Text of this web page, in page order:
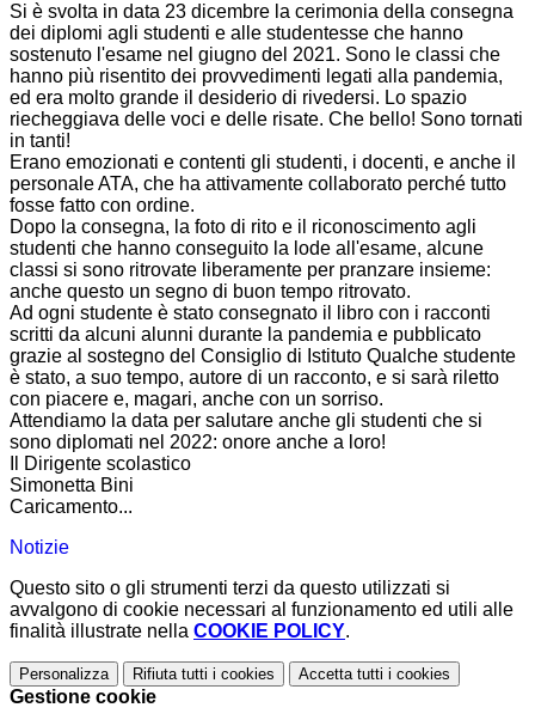
Si è svolta in data 23 dicembre la cerimonia della consegna
dei diplomi agli studenti e alle studentesse che hanno
sostenuto l'esame nel giugno del 2021. Sono le classi che
hanno più risentito dei provvedimenti legati alla pandemia,
ed era molto grande il desiderio di rivedersi. Lo spazio
riecheggiava delle voci e delle risate. Che bello! Sono tornati
in tanti!
Erano emozionati e contenti gli studenti, i docenti, e anche il
personale ATA, che ha attivamente collaborato perché tutto
fosse fatto con ordine.
Dopo la consegna, la foto di rito e il riconoscimento agli
studenti che hanno conseguito la lode all'esame, alcune
classi si sono ritrovate liberamente per pranzare insieme:
anche questo un segno di buon tempo ritrovato.
Ad ogni studente è stato consegnato il libro con i racconti
scritti da alcuni alunni durante la pandemia e pubblicato
grazie al sostegno del Consiglio di Istituto Qualche studente
è stato, a suo tempo, autore di un racconto, e si sarà riletto
con piacere e, magari, anche con un sorriso.
Attendiamo la data per salutare anche gli studenti che si
sono diplomati nel 2022: onore anche a loro!
Il Dirigente scolastico
Simonetta Bini
Caricamento...
Notizie
Questo sito o gli strumenti terzi da questo utilizzati si
avvalgono di cookie necessari al funzionamento ed utili alle
finalità illustrate nella COOKIE POLICY.
Personalizza Rifiuta tutti i cookies Accetta tutti i cookies
Gestione cookie